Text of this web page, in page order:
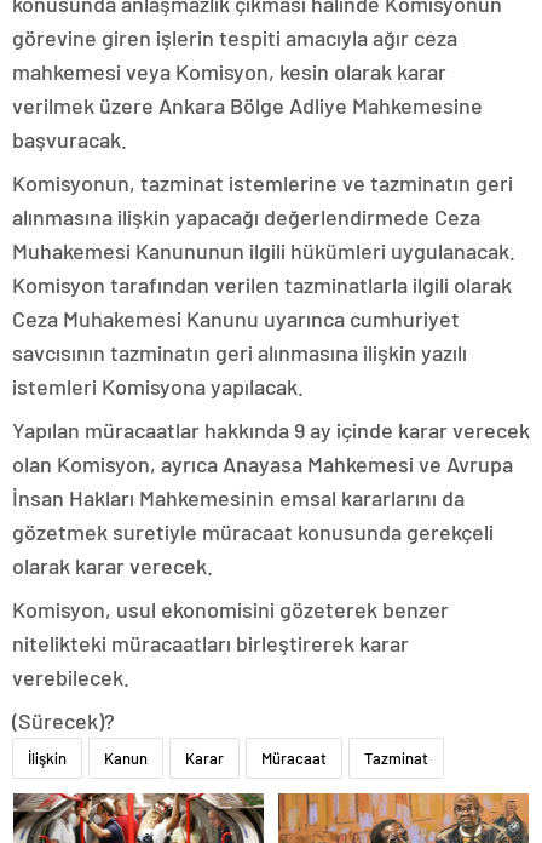
görevine giren işlerin tespiti amacıyla ağır ceza
mahkemesi veya Komisyon, kesin olarak karar
verilmek üzere Ankara Bölge Adliye Mahkemesine
başvuracak.
Komisyonun, tazminat istemlerine ve tazminatın geri
alınmasına ilişkin yapacağı değerlendirmede Ceza
Muhakemesi Kanununun ilgili hükümleri uygulanacak.
Komisyon tarafından verilen tazminatlarla ilgili olarak
Ceza Muhakemesi Kanunu uyarınca cumhuriyet
savcısının tazminatın geri alınmasına ilişkin yazılı
istemleri Komisyona yapılacak.
Yapılan müracaatlar hakkında 9 ay içinde karar verecek
olan Komisyon, ayrıca Anayasa Mahkemesi ve Avrupa
İnsan Hakları Mahkemesinin emsal kararlarını da
gözetmek suretiyle müracaat konusunda gerekçeli
olarak karar verecek.
Komisyon, usul ekonomisini gözeterek benzer
nitelikteki müracaatları birleştirerek karar
verebilecek.
(Sürecek)?
İlişkin Kanun Karar Müracaat Tazminat